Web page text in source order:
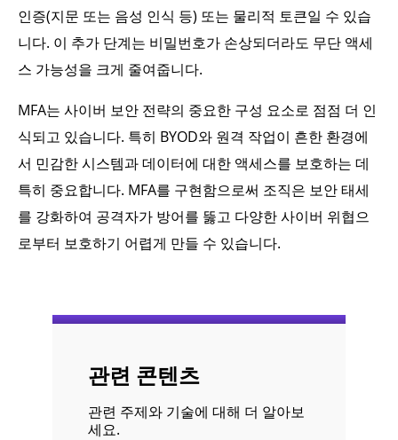
인증(지문 또는 음성 인식 등) 또는 물리적 토큰일 수 있습
니다. 이 추가 단계는 비밀번호가 손상되더라도 무단 액세
스 가능성을 크게 줄여줍니다.
MFA는 사이버 보안 전략의 중요한 구성 요소로 점점 더 인
식되고 있습니다. 특히 BYOD와 원격 작업이 흔한 환경에
서 민감한 시스템과 데이터에 대한 액세스를 보호하는 데
특히 중요합니다. MFA를 구현함으로써 조직은 보안 태세
를 강화하여 공격자가 방어를 뚫고 다양한 사이버 위협으
로부터 보호하기 어렵게 만들 수 있습니다.
관련 콘텐츠
관련 주제와 기술에 대해 더 알아보
세요.